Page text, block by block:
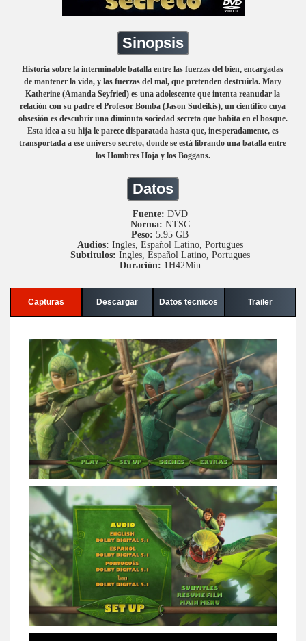
Sinopsis
Historia sobre la interminable batalla entre las fuerzas del bien, encargadas
de mantener la vida, y las fuerzas del mal, que pretenden destruirla. Mary
Katherine (Amanda Seyfried) es una adolescente que intenta reanudar la
relación con su padre el Profesor Bomba (Jason Sudeikis), un científico cuya
obsesión es descubrir una diminuta sociedad secreta que habita en el bosque.
Esta idea a su hija le parece disparatada hasta que, inesperadamente, es
transportada a ese universo secreto, donde se está librando una batalla entre
los Hombres Hoja y los Boggans.
Datos
Fuente: DVD
Norma: NTSC
Peso: 5.95 GB
Audios: Ingles, Español Latino, Portugues
Subtitulos: Ingles, Español Latino, Portugues
Duración: 1H42Min
Capturas Descargar Datos tecnicos Trailer